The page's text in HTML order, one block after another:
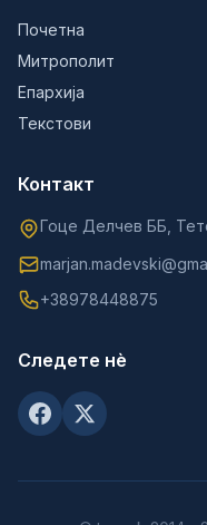
Почетна
Митрополит
Епархија
Текстови
Контакт
Гоце Делчев ББ,
+38978448875
Следете нè